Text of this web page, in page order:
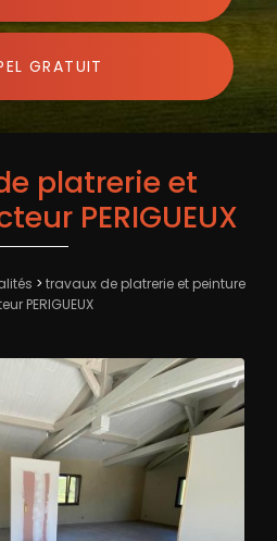
GRATUIT
platrerie et
PERIGUEUX
> travaux de platrerie et peinture
PERIGUEUX